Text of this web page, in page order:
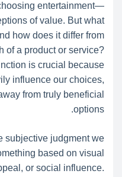
entertainment—
of value. But what
how does it differ from
of a product or service?
is crucial because
influence our choices,
from truly beneficial
options.
subjective judgment we
based on visual
or social influence.